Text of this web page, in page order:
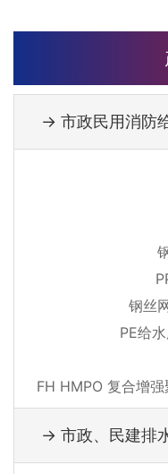
→ 市政民用消防
钢丝
PE给
FH HMPO 复合增
→ 市政、民建排